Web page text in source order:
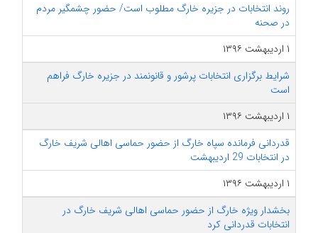
روند انتخابات در جزیره خارگ مطلوب است/ حضور چشمگیر مردم
در صحنه
۱ اردیبهشت ۱۳۹۶
شرایط برگزاری انتخابات پرشور و قانونمند در جزیره خارگ فراهم
است
۱ اردیبهشت ۱۳۹۶
قدردانی فرمانده سپاه خارگ از حضور حماسی اهالی شریف خارگ
در انتخابات 29 اردیبهشت
۱ اردیبهشت ۱۳۹۶
بخشدار ویژه خارگ از حضور حماسی اهالی شریف خارگ در
انتخابات قدردانی کرد